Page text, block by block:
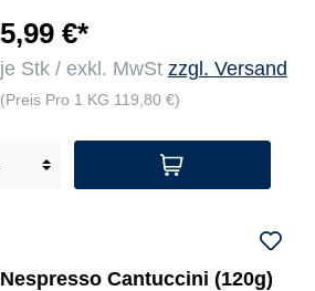
5,99 €*
je Stk / exkl. MwSt zzgl. Versand
(Preis Pro 1 KG 119,80 €)
Nespresso Cantuccini (120g)